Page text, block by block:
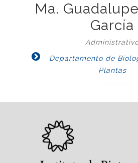
Ma.
García
Departamento de
Plantas